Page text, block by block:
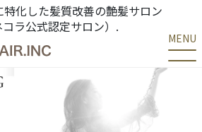
特化した髪質改善の艶髪サロン
コラ公式認定サロン）.
MENU